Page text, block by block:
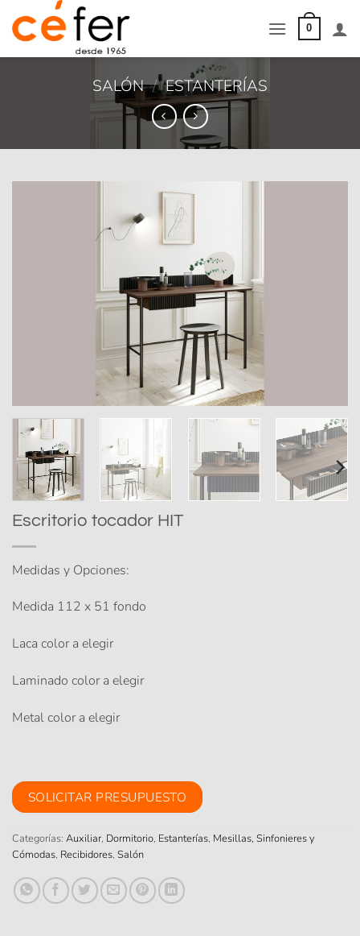
0
SALÓN / ESTANTERÍAS
Escritorio tocador HIT
Medidas y Opciones:
Medida 112 x 51 fondo
Laca color a elegir
Laminado color a elegir
Metal color a elegir
SOLICITAR PRESUPUESTO
Categorías: Auxiliar, Dormitorio, Estanterías, Mesillas, Sinfonieres y
Cómodas, Recibidores, Salón